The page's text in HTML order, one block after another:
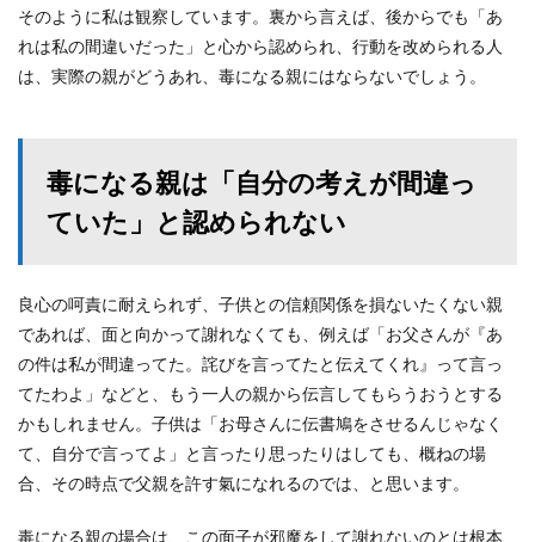
そのように私は観察しています。裏から言えば、後からでも「あ
れは私の間違いだった」と心から認められ、行動を改められる人
は、実際の親がどうあれ、毒になる親にはならないでしょう。
毒になる親は「自分の考えが間違っ
ていた」と認められない
良心の呵責に耐えられず、子供との信頼関係を損ないたくない親
であれば、面と向かって謝れなくても、例えば「お父さんが『あ
の件は私が間違ってた。詫びを言ってたと伝えてくれ』って言っ
てたわよ」などと、もう一人の親から伝言してもらうおうとする
かもしれません。子供は「お母さんに伝書鳩をさせるんじゃなく
て、自分で言ってよ」と言ったり思ったりはしても、概ねの場
合、その時点で父親を許す氣になれるのでは、と思います。
毒になる親の場合は、この面子が邪魔をして謝れないのとは根本